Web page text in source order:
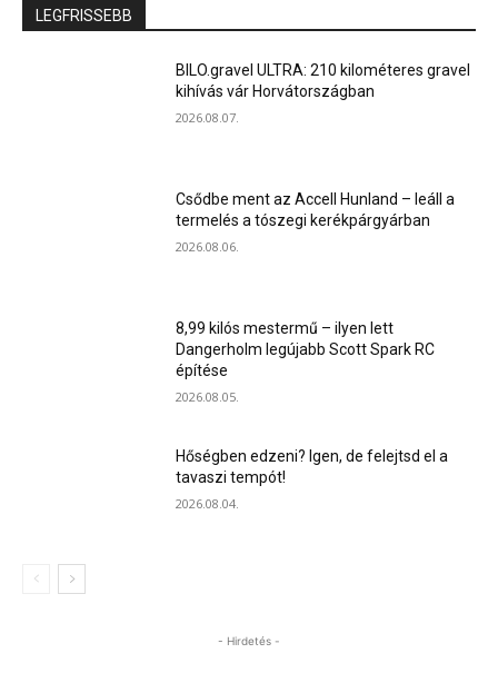
LEGFRISSEBB
BILO.gravel ULTRA: 210 kilométeres gravel
kihívás vár Horvátországban
2026.08.07.
Csődbe ment az Accell Hunland – leáll a
termelés a tószegi kerékpárgyárban
2026.08.06.
8,99 kilós mestermű – ilyen lett
Dangerholm legújabb Scott Spark RC
építése
2026.08.05.
Hőségben edzeni? Igen, de felejtsd el a
tavaszi tempót!
2026.08.04.
- Hirdetés -